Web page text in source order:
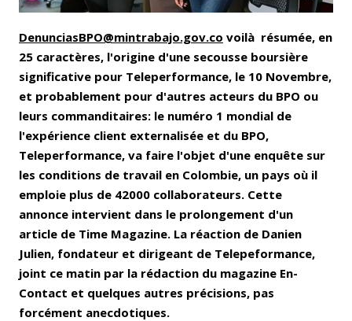
DenunciasBPO@mintrabajo.gov.co voilà résumée, en
25 caractères, l'origine d'une secousse boursière
significative pour Teleperformance, le 10 Novembre,
et probablement pour d'autres acteurs du BPO ou
leurs commanditaires: le numéro 1 mondial de
l'expérience client externalisée et du BPO,
Teleperformance, va faire l'objet d'une enquête sur
les conditions de travail en Colombie, un pays où il
emploie plus de 42000 collaborateurs. Cette
annonce intervient dans le prolongement d'un
article de Time Magazine. La réaction de Danien
Julien, fondateur et dirigeant de Telepeformance,
joint ce matin par la rédaction du magazine En-
Contact et quelques autres précisions, pas
forcément anecdotiques.